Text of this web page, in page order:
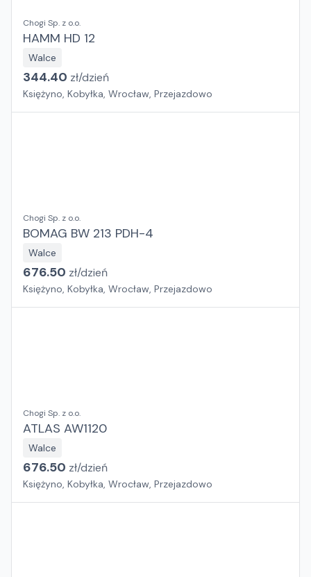
Chogi Sp. z o.o.
HAMM HD 12
Walce
344.40 zł/dzień
Księżyno, Kobyłka, Wrocław, Przejazdowo
Chogi Sp. z o.o.
BOMAG BW 213 PDH-4
Walce
676.50 zł/dzień
Księżyno, Kobyłka, Wrocław, Przejazdowo
Chogi Sp. z o.o.
ATLAS AW1120
Walce
676.50 zł/dzień
Księżyno, Kobyłka, Wrocław, Przejazdowo